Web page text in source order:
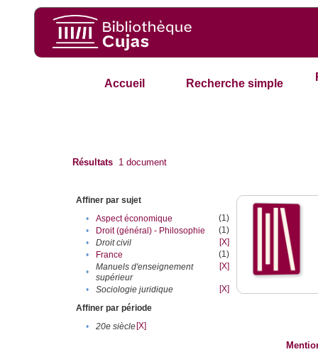
Accueil Recherche simple
Résultats 1 document
Affiner par sujet
•
Aspect économique
(1)
•
Droit (général) - Philosophie
(1)
•
Droit civil
[X]
•
France
(1)
•
Manuels d'enseignement
supérieur
[X]
• Sociologie juridique
[X]
Affiner par période
•
20e siècle[X]